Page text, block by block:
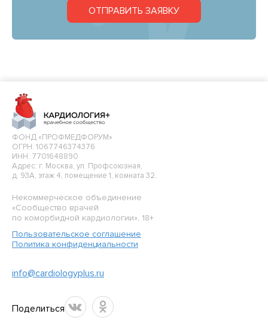
ОТПРАВИТЬ ЗАЯВКУ
ФОНД «ПРОФМЕДФОРУМ»
ОГРН: 1067746374376
ИНН: 7701648890
Адрес: г. Москва, ул. Профсоюзная,
д. 93А, этаж 4, помещение 1, комната 32.
Некоммерческое объединение
«Сообщество врачей
по коморбидной кардиологии», 18+
Пользовательское соглашение
Политика конфиденциальности
info@cardiologyplus.ru
Поделиться